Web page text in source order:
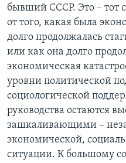
бывший СССР. Это – тот
от того, какая была
долго продолжалась
или как она долго
экономическая
уровни политической
социологической
руководства остаются
зашкаливающими –
экономической,
ситуации. К большому